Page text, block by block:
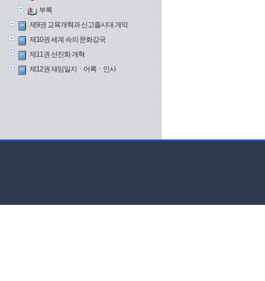
부록
제9권 교육개혁과 신고졸시대 개막
제10권 세계 속의 문화강국
제11권 선진화 개혁
제12권 재임일지ㆍ어록ㆍ인사